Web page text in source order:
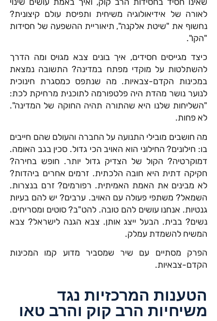
לאורה של אידיאולוגיה משיחית ותפיסת עולם קיצונית?
נחשוף את "שיטת אלקנה", תיאוריית ההשפעה של חסידות
"הקו".
כיצד מגייסים חסידים, איך בונים צבא מגויס ומה הדרך
להשתלטות על מוקדי מפתח במדינה? התשובה נמצאת
במכינות הקדם-צבאיות. מה שנתפס כמסגרת חינוכית
לנוער נושר מהדת היה פלטפורמה לתוכנית מרחיקת לכת:
"השליחות שלנו היא שהתורה תהיה החוקה של המדינה".
לא פחות.
מה חושבים מובילי התנועה על החברה והעולם שהם חייבים
בו: חילונים? החילוני הוא האויב הכי גדול. סכין בגב האומה.
דמוקרטיה? הקול של הצדיק גדול יותר. חופש בחירה?
חקיקה דתית היא חובה הלכתית. זרמים אחרים ביהדות?
לא מבינים את האמת האמיתית. רפורמים? זרם בנצרות.
השמאל? משתפי פעולה עם האויב. ערבים? יש להם בעיות
גנטיות. אנחנו עושים להם טובה. להט"ב? סוטים ומסריחים.
נשים? בבית. הבעל ייצג אותן. צבא הגנה לישראל? צבא
המשיח להשמדת עמלק.
הפרק מסתיים עם שיר שמסביר מדוע קמו המכינות
הקדם-צבאיות.
הטענות המרכזיות נגד
משיחיות הרב קוק והרב טאו